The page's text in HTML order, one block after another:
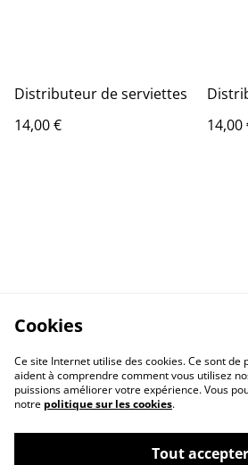
Distributeur de serviettes
14,00 €
14,00
Contactez-nous
Politique de
Cookies
Ce site Internet utilise des cookies. Ce sont de
aident à comprendre comment vous utilisez
puissions améliorer votre expérience. Vous
notre politique sur les cookies.
Tout accepter